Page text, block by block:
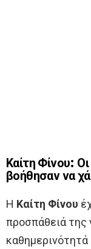
Καίτη Φίνου:
βοήθησαν να
Η Καίτη Φίνου
προσπάθειά της